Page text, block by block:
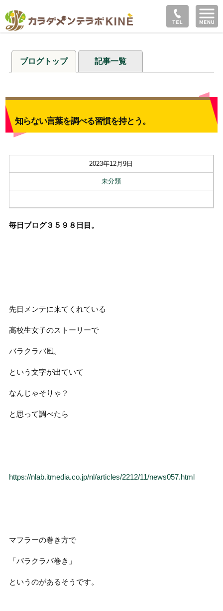
ブログトップ 記事一覧
知らない言葉を調べる習慣を持とう。
2023年12月9日
未分類
毎日ブログ３５９８ 日目。
先日メンテに来てくれている
高校生女子のストーリーで
バラクラバ風。
という文字が出ていて
なんじゃそりゃ？
と思って調べたら
https://nlab.itmedia.co.jp/nl/articles/2212/11/news057.html
マフラーの巻き方で
「バラクラバ巻き」
というのがあるそうです。